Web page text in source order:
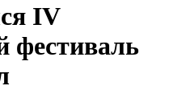
IV
фестиваль